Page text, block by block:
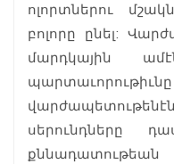
ոլորտներու
բոլորը ընել:
մարդկային
սերունդները